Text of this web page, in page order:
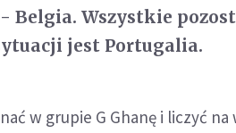
Wszystkie
jest Portugalia.
w grupie G Ghanę i liczyć na